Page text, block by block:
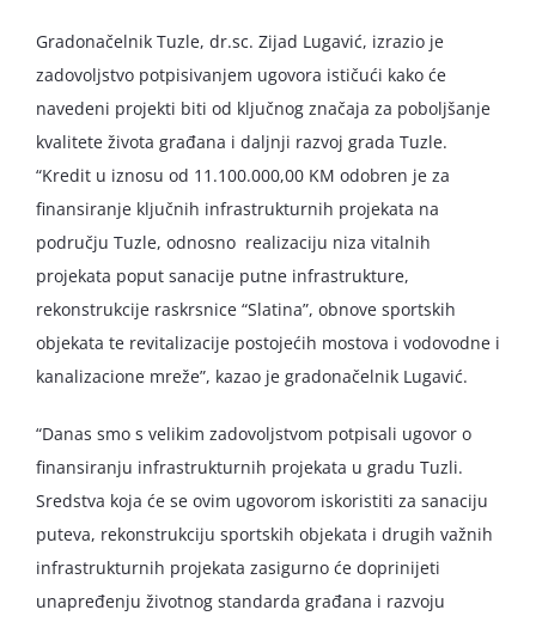
Gradonačelnik Tuzle, dr.sc. Zijad Lugavić, izrazio je
zadovoljstvo potpisivanjem ugovora ističući kako će
navedeni projekti biti od ključnog značaja za poboljšanje
kvalitete života građana i daljnji razvoj grada Tuzle.
“Kredit u iznosu od 11.100.000,00 KM odobren je za
finansiranje ključnih infrastrukturnih projekata na
području Tuzle, odnosno realizaciju niza vitalnih
projekata poput sanacije putne infrastrukture,
rekonstrukcije raskrsnice “Slatina”, obnove sportskih
objekata te revitalizacije postojećih mostova i vodovodne i
kanalizacione mreže”, kazao je gradonačelnik Lugavić.
“Danas smo s velikim zadovoljstvom potpisali ugovor o
finansiranju infrastrukturnih projekata u gradu Tuzli.
Sredstva koja će se ovim ugovorom iskoristiti za sanaciju
puteva, rekonstrukciju sportskih objekata i drugih važnih
infrastrukturnih projekata zasigurno će doprinijeti
unapređenju životnog standarda građana i razvoju